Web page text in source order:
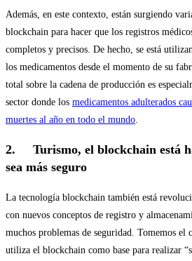
Además, en este contexto, están surgiendo
blockchain para hacer que los registros
completos y precisos. De hecho, se está
los medicamentos desde el momento de su
total sobre la cadena de producción es
sector donde los medicamentos adulterados
muertes al año en todo el mundo
2. Turismo, el blockchain está
sea más seguro
La tecnología blockchain también está
con nuevos conceptos de registro y
muchos problemas de seguridad. Tomemos el
utiliza el blockchain como base para realizar